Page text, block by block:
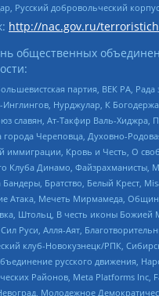
Русский добровольческий корпус
http://nac.gov.ru/
общественных
партия, ВЕК РА,
Инглингов, Нурджулар, К
славян, Ат-Такфир Валь-Хиджра,
города Череповца, Духовно-
иммиграции, Кровь и Честь, О
Клуба Динамо, Файзрахманисты,
Бандеры, Братство, Белый Крест,
Атака, Мечеть Мирмамеда,
Штольц, В честь иконы
Руси, Алля-Аят,
клуб-Новокузнецк/РПК,
русского движения,
Районов, Meta Platforms Inc,
Молодежное